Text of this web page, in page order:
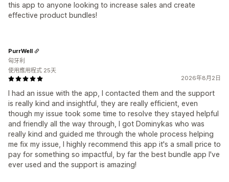
this app to anyone looking to increase sales and create
effective product bundles!
2026年8月2日
I had an issue with the app, I contacted them and the support
is really kind and insightful, they are really efficient, even
though my issue took some time to resolve they stayed helpful
and friendly all the way through, I got Dominykas who was
really kind and guided me through the whole process helping
me fix my issue, I highly recommend this app it's a small price to
pay for something so impactful, by far the best bundle app I've
ever used and the support is amazing!
PurrWell
匈牙利
使用應用程式 25天